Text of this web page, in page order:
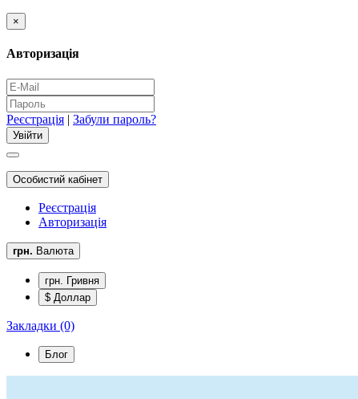
×
Авторизація
Реєстрація | Забули пароль?
Особистий кабінет
Реєстрація
Авторизація
грн. Валюта
грн. Гривня
$ Доллар
Закладки (0)
Блог